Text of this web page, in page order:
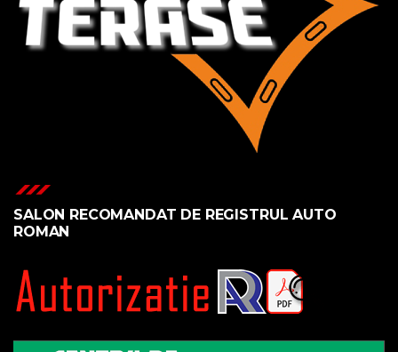
SALON RECOMANDAT DE REGISTRUL AUTO
ROMAN